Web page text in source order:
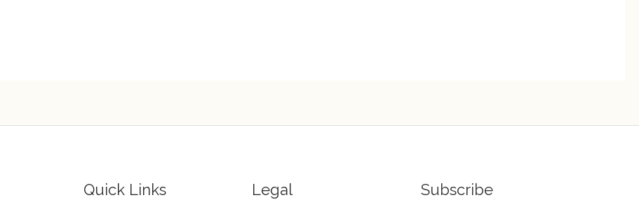
Quick Links Legal Subscribe